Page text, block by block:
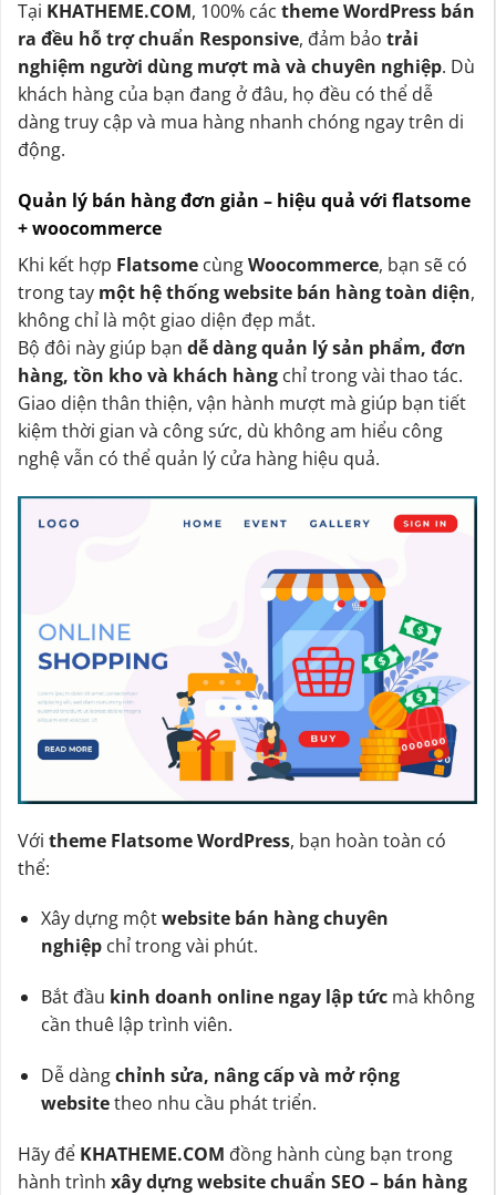
Tại KHATHEME.COM, 100% các theme WordPress bán
ra đều hỗ trợ chuẩn Responsive, đảm bảo trải
nghiệm người dùng mượt mà và chuyên nghiệp. Dù
khách hàng của bạn đang ở đâu, họ đều có thể dễ
dàng truy cập và mua hàng nhanh chóng ngay trên di
động.
Quản lý bán hàng đơn giản – hiệu quả với flatsome
+ woocommerce
Khi kết hợp Flatsome cùngWoocommerce, bạn sẽ có
trong tay một hệ thống website bán hàng toàn diện,
không chỉ là một giao diện đẹp mắt.
Bộ đôi này giúp bạn dễ dàng quản lý sản phẩm, đơn
hàng, tồn kho và khách hàng chỉ trong vài thao tác.
Giao diện thân thiện, vận hành mượt mà giúp bạn tiết
kiệm thời gian và công sức, dù không am hiểu công
nghệ vẫn có thể quản lý cửa hàng hiệu quả.
Với theme Flatsome WordPress, bạn hoàn toàn có
thể:
Xây dựng mộtwebsite bán hàng chuyên
nghiệpchỉ trong vài phút.
Bắt đầu kinh doanh online ngay lập tứcmà không
cần thuê lập trình viên.
Dễ dàngchỉnh sửa, nâng cấp và mở rộng
websitetheo nhu cầu phát triển.
Hãy để KHATHEME.COM đồng hành cùng bạn trong
hành trình xây dựng website chuẩn SEO – bán hàng